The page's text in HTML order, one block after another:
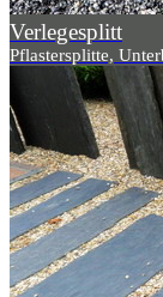
Verlegesplitt
Pflastersplitte,